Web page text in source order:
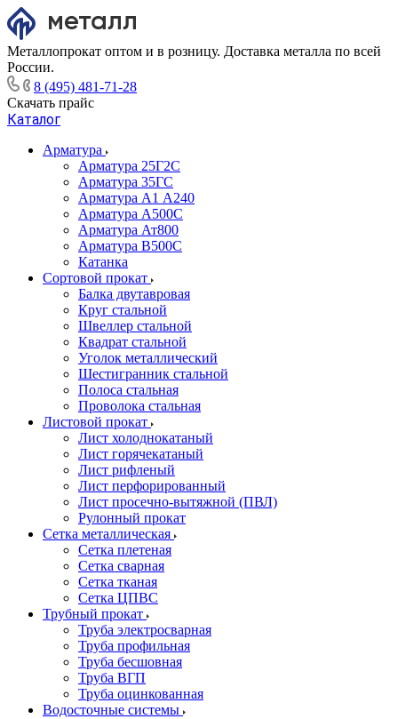
Металлопрокат оптом и в розницу. Доставка металла по всей
России.
8 (495) 481-71-28
Скачать прайс
Каталог
Арматура
Арматура 25Г2С
Арматура 35ГС
Арматура А1 А240
Арматура А500С
Арматура Ат800
Арматура В500С
Катанка
Сортовой прокат
Балка двутавровая
Круг стальной
Швеллер стальной
Квадрат стальной
Уголок металлический
Шестигранник стальной
Полоса стальная
Проволока стальная
Листовой прокат
Лист холоднокатаный
Лист горячекатаный
Лист рифленый
Лист перфорированный
Лист просечно-вытяжной (ПВЛ)
Рулонный прокат
Сетка металлическая
Сетка плетеная
Сетка сварная
Сетка тканая
Сетка ЦПВС
Трубный прокат
Труба электросварная
Труба профильная
Труба бесшовная
Труба ВГП
Труба оцинкованная
Водосточные системы